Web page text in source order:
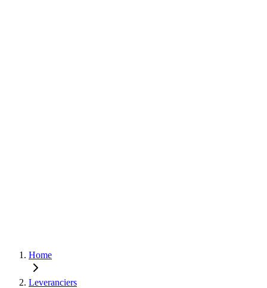
Home
Leveranciers